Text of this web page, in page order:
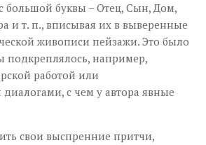
с большой буквы – Отец, Сын, Дом,
и т. п., вписывая их в выверенные
живописи пейзажи. Это было
подкреплялось, например,
работой или
с чем у автора явные
свои выспренние притчи,